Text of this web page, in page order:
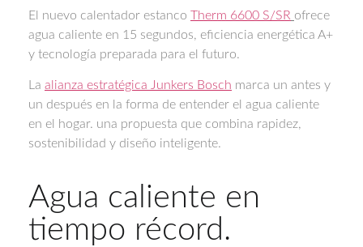
El nuevo calentador estanco Therm 6600 S/SR ofrece
agua caliente en 15 segundos, eficiencia energética A+
y tecnología preparada para el futuro.
La alianza estratégica Junkers Bosch marca un antes y
un después en la forma de entender el agua caliente
en el hogar. una propuesta que combina rapidez,
sostenibilidad y diseño inteligente.
Agua caliente en
tiempo récord.